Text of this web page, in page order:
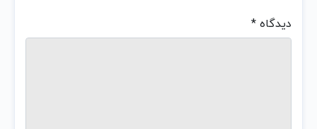
دیدگاه*